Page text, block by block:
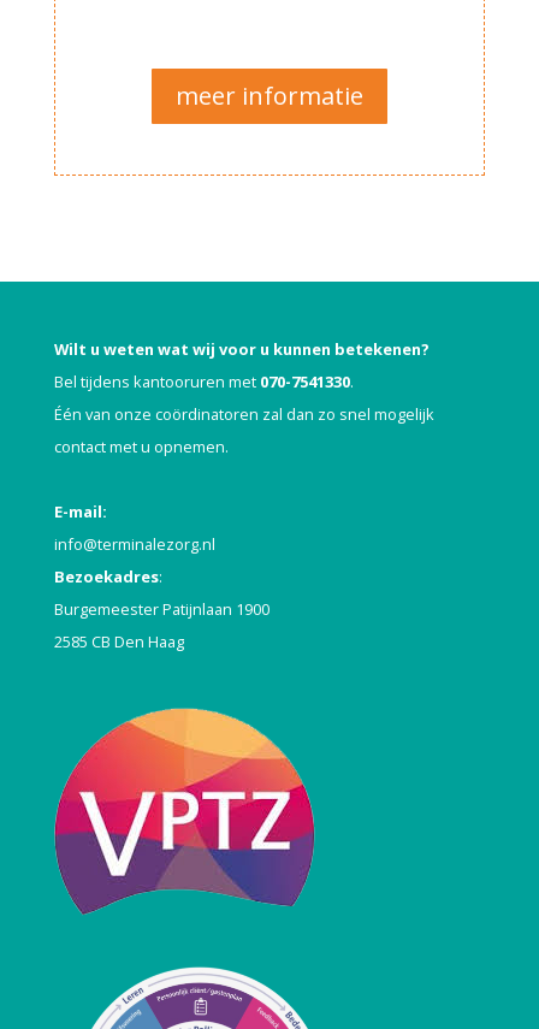
meer informatie
Wilt u weten wat wij voor u kunnen betekenen?
Bel tijdens kantooruren met 070-7541330.
Één van onze coördinatoren zal dan zo snel mogelijk
contact met u opnemen.
E-mail:
info@terminalezorg.nl
Bezoekadres:
Burgemeester Patijnlaan 1900
2585 CB Den Haag